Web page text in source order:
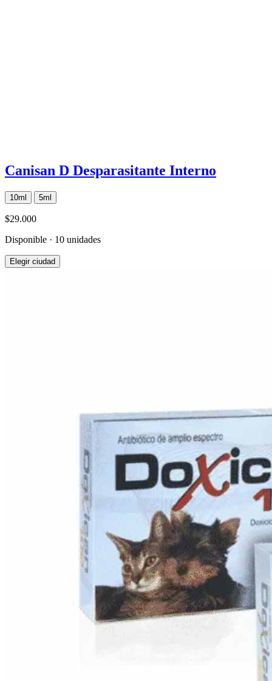
Canisan D Desparasitante Interno
10ml 5ml
$29.000
Disponible · 10 unidades
Elegir ciudad